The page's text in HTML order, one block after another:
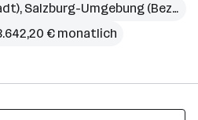
, Salzburg-Umgebung (Bezirk)
€ monatlich